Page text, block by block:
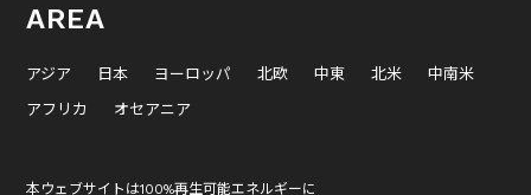
AREA
アジア 日本 ヨーロッパ 北欧 中東 北米
中南米
アフリカ
オセアニア
本ウェブサイトは100%再生可能エネルギーに